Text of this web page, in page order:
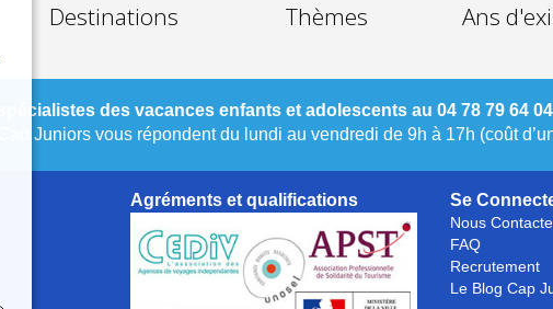
Destinations Thèmes Ans
des vacances enfants et adolescents au 04 78 79 64 04
Juniors vous répondent du lundi au vendredi de 9h à 17h (coût
Agréments et qualifications Se
Nous
FAQ
Recrutement
Le Blog Cap